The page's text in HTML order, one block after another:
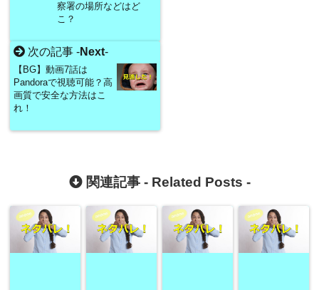
察署の場所などはど
こ？
次の記事 -Next-
【BG】動画7話は
Pandoraで視聴可能？高
画質で安全な方法はこ
れ！
関連記事 - Related Posts -